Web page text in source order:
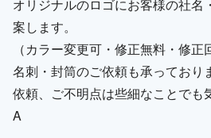
オリジナルのロゴにお客様の社名
案します。
（カラー変更可・修正無料・修正
名刺・封筒のご依頼も承っており
依頼、ご不明点は些細なことでも
A